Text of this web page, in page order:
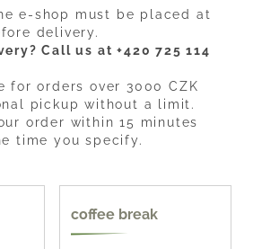
e-shop must be placed at
delivery.
Call us at +420 725 114
for orders over 3000 CZK
pickup without a limit.
order within 15 minutes
time you specify.
popular
coffee break